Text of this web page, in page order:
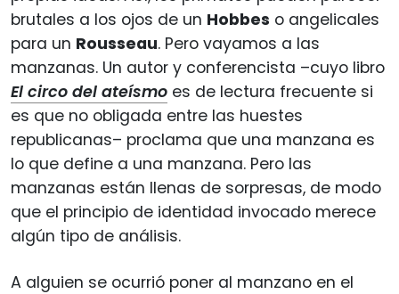
brutales a los ojos de un Hobbes o angelicales
para un Rousseau. Pero vayamos a las
manzanas. Un autor y conferencista –cuyo libro
El circo del ateísmo es de lectura frecuente si
es que no obligada entre las huestes
republicanas– proclama que una manzana es
lo que define a una manzana. Pero las
manzanas están llenas de sorpresas, de modo
que el principio de identidad invocado merece
algún tipo de análisis.
A alguien se ocurrió poner al manzano en el